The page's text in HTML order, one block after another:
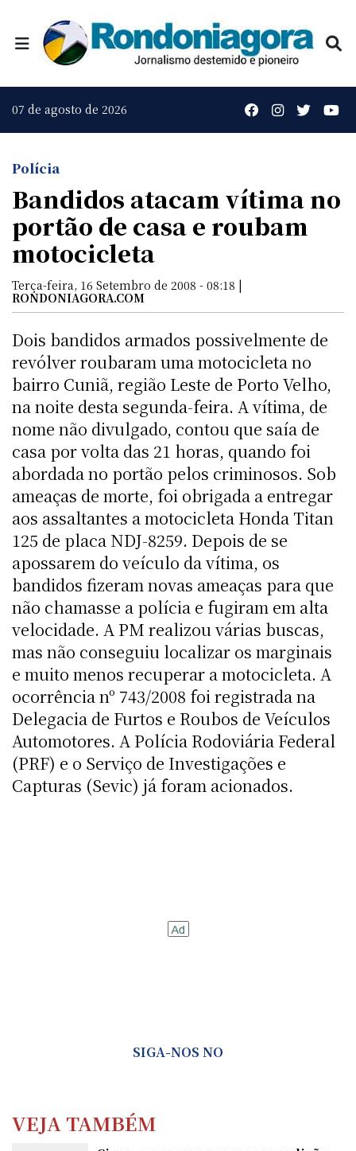
07 de agosto de 2026
Polícia
Bandidos atacam vítima no
portão de casa e roubam
motocicleta
Terça-feira, 16 Setembro de 2008 - 08:18 |
RONDONIAGORA.COM
Dois bandidos armados possivelmente de
revólver roubaram uma motocicleta no
bairro Cuniã, região Leste de Porto Velho,
na noite desta segunda-feira. A vítima, de
nome não divulgado, contou que saía de
casa por volta das 21 horas, quando foi
abordada no portão pelos criminosos. Sob
ameaças de morte, foi obrigada a entregar
aos assaltantes a motocicleta Honda Titan
125 de placa NDJ-8259. Depois de se
apossarem do veículo da vítima, os
bandidos fizeram novas ameaças para que
não chamasse a polícia e fugiram em alta
velocidade. A PM realizou várias buscas,
mas não conseguiu localizar os marginais
e muito menos recuperar a motocicleta. A
ocorrência nº 743/2008 foi registrada na
Delegacia de Furtos e Roubos de Veículos
Automotores. A Polícia Rodoviária Federal
(PRF) e o Serviço de Investigações e
Capturas (Sevic) já foram acionados.
SIGA-NOS NO